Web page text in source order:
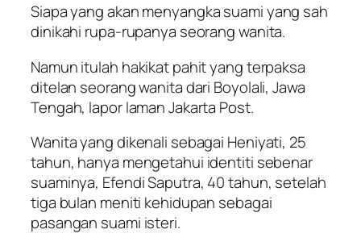
Siapa yang akan menyangka suami yang sah
dinikahi rupa-rupanya seorang wanita.
Namun itulah hakikat pahit yang terpaksa
ditelan seorang wanita dari Boyolali, Jawa
Tengah, lapor laman Jakarta Post.
Wanita yang dikenali sebagai Heniyati, 25
tahun, hanya mengetahui identiti sebenar
suaminya, Efendi Saputra, 40 tahun, setelah
tiga bulan meniti kehidupan sebagai
pasangan suami isteri.